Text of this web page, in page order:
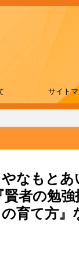
サイト
なもとあ
賢者の勉
育て方』